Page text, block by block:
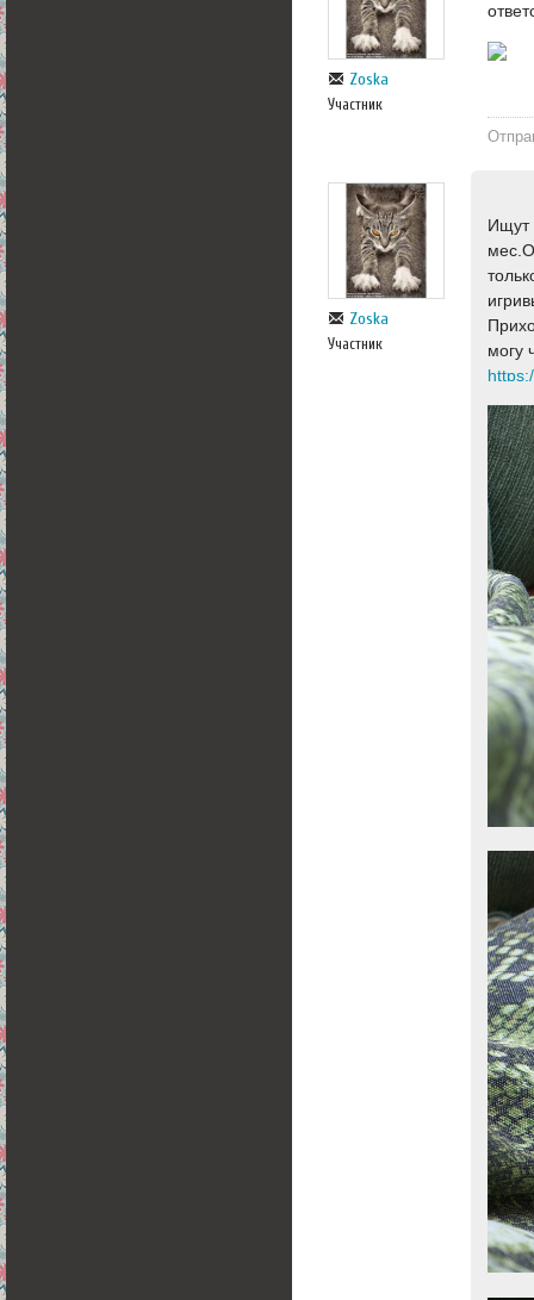
Zoska
Участник
Zoska
Участник
Ищут
могу